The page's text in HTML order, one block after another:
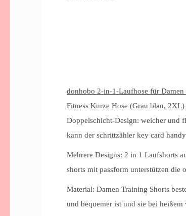
donhobo 2-in-1-Laufhose für
Fitness Kurze Hose (Grau blau, 2XL)
Doppelschicht-Design: weicher und
kann der schrittzähler key card
Mehrere Designs: 2 in 1 Laufshorts
shorts mit passform unterstützen die
Material: Damen Training Shorts
und bequemer ist und sie bei